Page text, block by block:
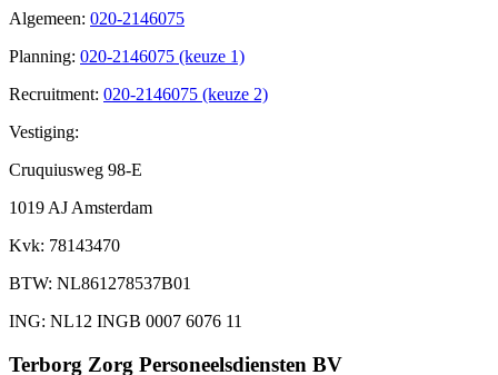
Algemeen: 020-2146075
Planning: 020-2146075 (keuze 1)
Recruitment: 020-2146075 (keuze 2)
Vestiging:
Cruquiusweg 98-E
1019 AJ Amsterdam
Kvk: 78143470
BTW: NL861278537B01
ING: NL12 INGB 0007 6076 11
Terborg Zorg Personeelsdiensten BV